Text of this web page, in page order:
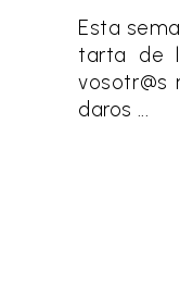
Esta
tarta de
vosotr@s
daros ...